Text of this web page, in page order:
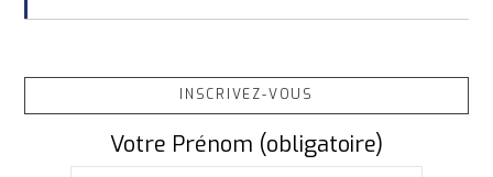
INSCRIVEZ-VOUS
Votre Prénom (obligatoire)